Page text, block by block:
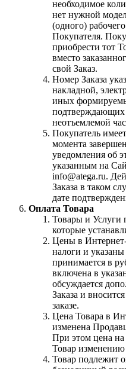
необходимое
нет нужной
(одного)
Покупателя.
приобрести тот
вместо
свой Заказ.
Номер Заказа
накладной,
иных
подтверждающих
неотъемлемой
Покупатель
момента
уведомления об
указанным на
info@atega.ru.
Заказа в таком
дате
Оплата Товара
Товары и Услуги
которые
Цены в
налоги и
принимается в
включена в
обсуждается
Заказа и
заказе.
Цена Товара в
изменена
При этом цена
Товар
Товар подлежит